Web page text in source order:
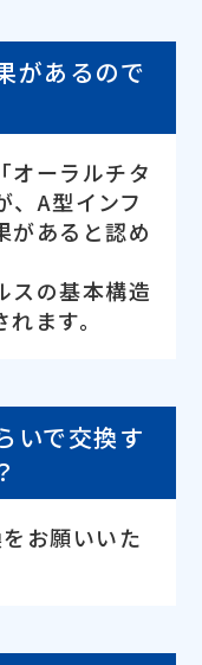
があるので
オーラルチタ
、A型インフ
があると認め
スの基本構造
ます。
いで交換す
お願いいた